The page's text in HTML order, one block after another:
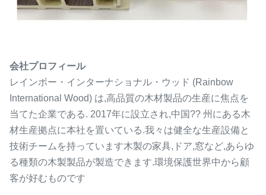
会社プロフィール
レインボー・インターナショナル・ウッド (Rainbow
International Wood) は,高品質の木材製品の生産に焦点を
当てた企業である. 2017年に設立され,中国?? 州にある木
材生産拠点に本社を置いている.我々は健全な生産設備と
技術チームを持っています木製の家具,ドア,窓など,あらゆ
る種類の木製製品が製造できます.環境保護世界中から顧
客が好むものです